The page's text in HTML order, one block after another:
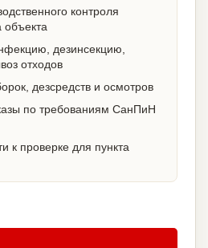
контроля
дезинсекцию,
отходов
дезсредств и осмотров
по требованиям СанПиН
к проверке для пункта